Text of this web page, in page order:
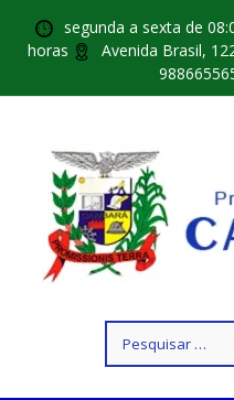
segunda a sexta de
horas
Avenida Brasil,
por: